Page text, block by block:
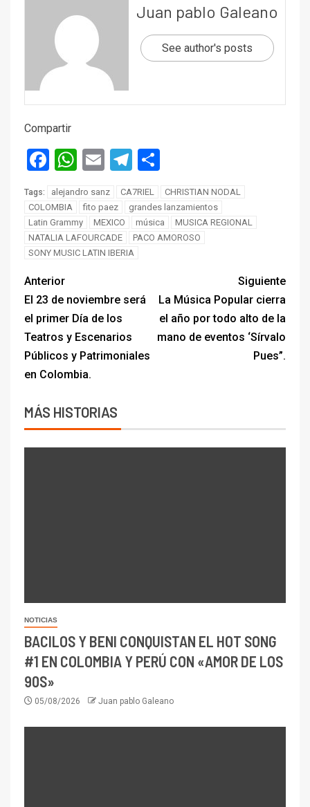
Juan pablo Galeano
See author's posts
Compartir
Facebook
WhatsApp
EmailTelegram
Tags: alejandro sanz CA7RIEL
CHRISTIAN NODAL
COLOMBIA
fito paez
grandes lanzamientos
Latin Grammy
MEXICO música
MUSICA REGIONAL
NATALIA LAFOURCADE
PACO AMOROSO
SONY MUSIC LATIN IBERIA
Anterior
El 23 de noviembre será
el primer Día de los
Teatros y Escenarios
Públicos y Patrimoniales
en Colombia.
Siguiente
La Música Popular cierra
el año por todo alto de la
mano de eventos ‘Sírvalo
Pues”.
MÁS HISTORIAS
NOTICIAS
BACILOS Y BENI CONQUISTAN EL HOT SONG
#1 EN COLOMBIA Y PERÚ CON «AMOR DE LOS
90S»
05/08/2026 Juan pablo Galeano